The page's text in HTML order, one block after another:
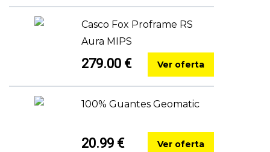
Casco Fox Proframe RS
Aura MIPS
279.00 € Ver oferta
100% Guantes Geomatic
20.99 € Ver oferta